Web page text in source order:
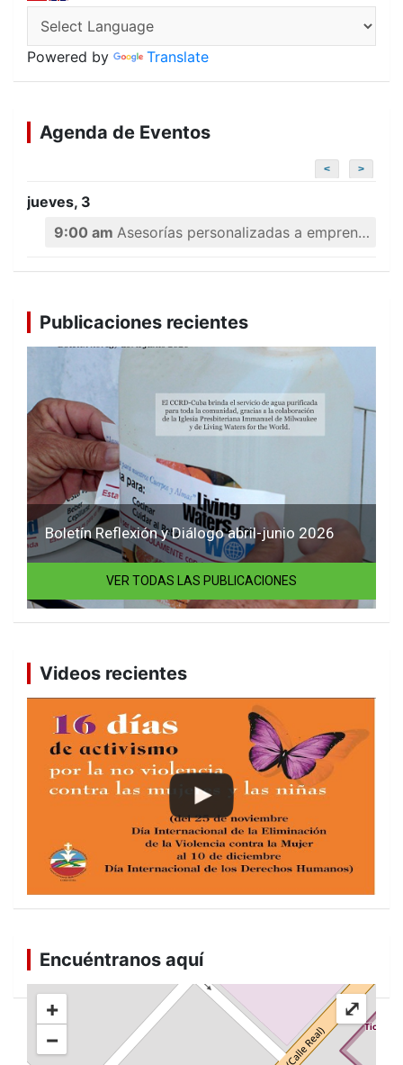
Powered by Translate
Agenda de Eventos
< >
jueves, 3
9:00 am Asesorías personalizadas a emprendedores
Publicaciones recientes
Boletín Reflexión y Diálogo abril-junio 2026
VER TODAS LAS PUBLICACIONES
Videos recientes
Encuéntranos aquí
+
−
⤢